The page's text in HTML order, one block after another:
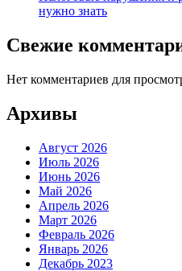
нужно знать
Свежие
Нет комментариев для
Архивы
Август 2026
Июль 2026
Июнь 2026
Май 2026
Апрель 2026
Март 2026
Февраль 2026
Январь 2026
Декабрь 2023